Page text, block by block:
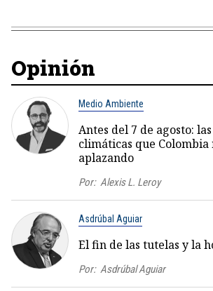
Opinión
Medio Ambiente
Antes del 7 de agosto:
climáticas que
aplazando
Por: Alexis L. Leroy
Asdrúbal Aguiar
El fin de las tutelas y la
Por: Asdrúbal Aguiar